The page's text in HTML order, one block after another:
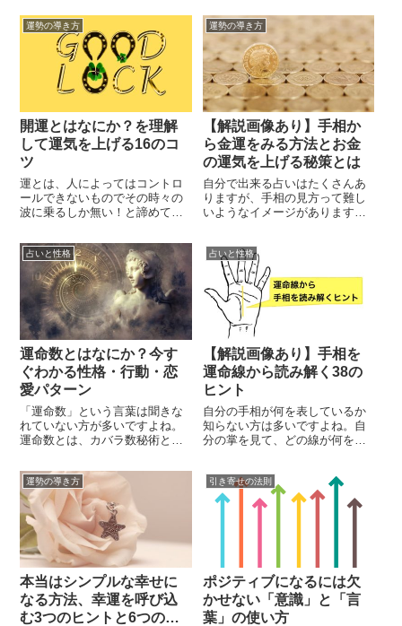
た、月の満ち欠けの周期が約29
日であることから、明治時代に
太陽暦が暦(こよみ)として制定さ
れるまでは、月の満ち欠けをベ
ースにした太陰暦が日本の暦(こ
よみ)...
くありますよね。もしかした
ら、あなたも満月の夜にまつわ
る思い出や不思議な経験をした
事があるかもしれません。満月
の夜、地球は太陽と月の間に位
置する状態、つまり太陽-地球-月
と直線上に並びます。この直線
上の並びによ...
運勢の導き方
開運とはなにか？を理解
して運気を上げる16のコ
ツ
運とは、人によってはコントロ
ールできないものでその時々の
波に乗るしか無い！と諦めてい
実際には運とは「コントロール
できるところ」と「コントロー
ルできないところ」があり、い
わばそれは「宿命」と「運命」
のように自分の努力次第で変え
られる部分があるのです。運
は、私たちの世界に流れる一種
のエネルギーで...
運勢の導き方
【解説画像あり】手相か
ら金運をみる方法とお金
の運気を上げる秘策とは
自分で出来る占いはたくさんあ
りますが、手相の見方って難し
いようなイメージがありますよ
るのか等、不安になってしまう
事でしょう。手相には今の運気
や心身の状態が現れるといわれ
ています。さらに将来こうなる
という予言のサインも読み取る
ことができるのです。もちろん
金運のこともば...
占いと性格
運命数とはなにか？今す
ぐわかる性格・行動・恋
愛パターン
「運命数」という言葉は聞きな
れていない方が多いですよね。
運命数とは、カバラ数秘術とも
から生まれた思想です。人間の
場合、その数は生年月日や名前
から導かれます。そして、一人
一人の生年月日から導き出され
る数字がその人自身の「運命
数」となります。運命数はあな
た自身やあなたを取り巻くこの
世界の理解を深...
占いと性格
【解説画像あり】手相を
運命線から読み解く38の
ヒント
自分の手相が何を表しているか
知らない方は多いですよね。自
分の掌を見て、どの線が何を表
ポイントがあるため、少しハー
ドルが高くなり敬遠しがちで
す。しかし、手相は「情報の宝
われています。...
運勢の導き方
本当はシンプルな幸せに
なる方法、幸運を呼び込
む3つのヒントと6つのコ
引き寄せの法則
ポジティブになるには欠
かせない「意識」と「言
葉」の使い方